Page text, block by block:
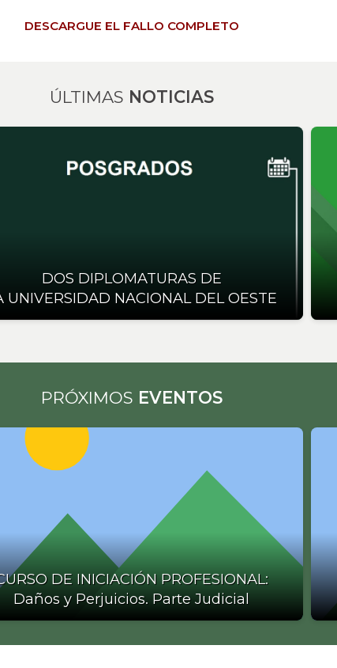
DESCARGUE EL FALLO COMPLETO
ÚLTIMAS NOTICIAS
DOS DIPLOMATURAS DE
UNIVERSIDAD NACIONAL DEL OESTE
PRÓXIMOS EVENTOS
DE INICIACIÓN PROFESIONAL:
Daños y Perjuicios. Parte Judicial